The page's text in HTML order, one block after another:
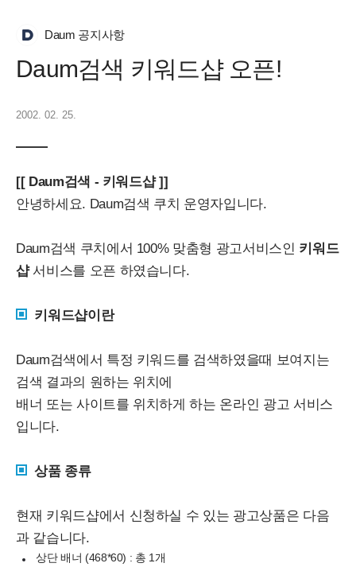
Daum 공지사항
Daum검색 키워드샵 오픈!
2002. 02. 25.
[[ Daum검색 - 키워드샵 ]]
안녕하세요. Daum검색 쿠치 운영자입니다.
Daum검색 쿠치에서 100% 맞춤형 광고서비스인 키워드
샵서비스를 오픈 하였습니다.
키워드샵이란
Daum검색에서 특정 키워드를 검색하였을때 보여지는
검색 결과의 원하는 위치에
배너 또는 사이트를 위치하게 하는 온라인 광고 서비스
입니다.
상품 종류
현재 키워드샵에서 신청하실 수 있는 광고상품은 다음
과 같습니다.
상단 배너 (468*60) : 총 1개